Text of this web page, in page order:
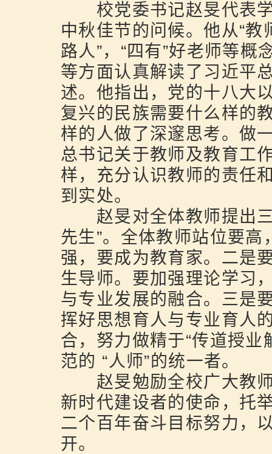
校党委书记赵旻代表学
中秋佳节的问候。他从“教
路人”，“四有”好老师等
等方面认真解读了习近平
述。他指出，党的十八大
复兴的民族需要什么样的
样的人做了深邃思考。做
总书记关于教师及教育工
样，充分认识教师的责任
到实处。
赵旻对全体教师提出三
先生”。全体教师站位要
强，要成为教育家。二是
生导师。要加强理论学习
与专业发展的融合。三是
挥好思想育人与专业育人
合，努力做精于“传道授业
范的 “人师”的统一者。
赵旻勉励全校广大教师
新时代建设者的使命，托
二个百年奋斗目标努力，
开。